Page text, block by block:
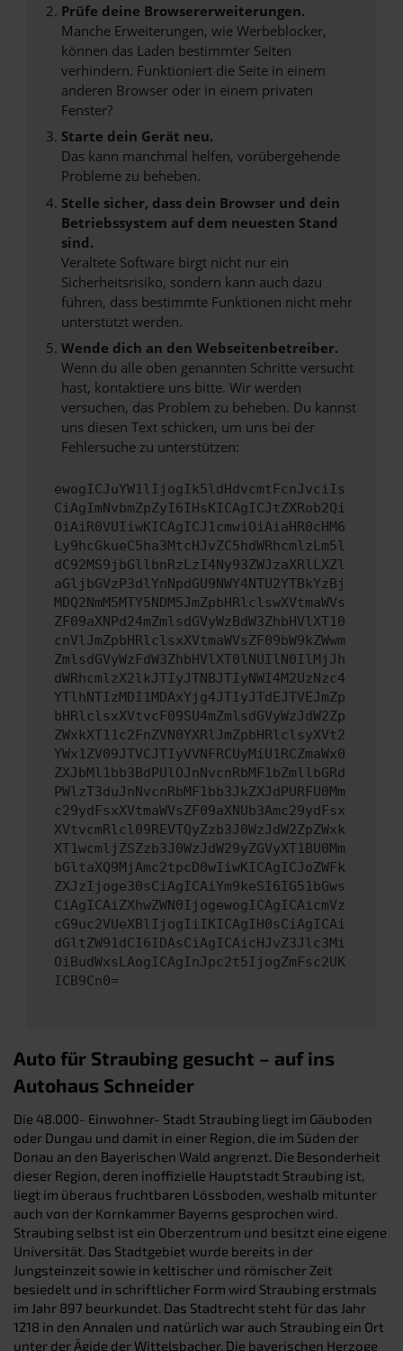
Prüfe deine Browsererweiterungen.
Manche Erweiterungen, wie Werbeblocker,
können das Laden bestimmter Seiten
verhindern. Funktioniert die Seite in einem
anderen Browser oder in einem privaten
Fenster?
Starte dein Gerät neu.
Das kann manchmal helfen, vorübergehende
Probleme zu beheben.
Stelle sicher, dass dein Browser und dein
Betriebssystem auf dem neuesten Stand
sind.
Veraltete Software birgt nicht nur ein
Sicherheitsrisiko, sondern kann auch dazu
führen, dass bestimmte Funktionen nicht mehr
unterstützt werden.
Wende dich an den Webseitenbetreiber.
Wenn du alle oben genannten Schritte versucht
hast, kontaktiere uns bitte. Wir werden
versuchen, das Problem zu beheben. Du kannst
uns diesen Text schicken, um uns bei der
Fehlersuche zu unterstützen:
ewogICJuYW1lIjogIk5ldHdvcmtFcnJvciIs
CiAgImNvbmZpZyI6IHsKICAgICJtZXRob2Qi
OiAiR0VUIiwKICAgICJ1cmwiOiAiaHR0cHM6
Ly9hcGkueC5ha3MtcHJvZC5hdWRhcmlzLm5l
dC92MS9jbGllbnRzLzI4Ny93ZWJzaXRlLXZl
aGljbGVzP3dlYnNpdGU9NWY4NTU2YTBkYzBj
MDQ2NmM5MTY5NDM5JmZpbHRlclswXVtmaWVs
ZF09aXNPd24mZmlsdGVyWzBdW3ZhbHVlXT10
cnVlJmZpbHRlclsxXVtmaWVsZF09bW9kZWwm
ZmlsdGVyWzFdW3ZhbHVlXT0lNUIlN0IlMjJh
dWRhcmlzX2lkJTIyJTNBJTIyNWI4M2UzNzc4
YTlhNTIzMDI1MDAxYjg4JTIyJTdEJTVEJmZp
bHRlclsxXVtvcF09SU4mZmlsdGVyWzJdW2Zp
ZWxkXT11c2FnZVN0YXRlJmZpbHRlclsyXVt2
YWx1ZV09JTVCJTIyVVNFRCUyMiU1RCZmaWx0
ZXJbMl1bb3BdPUlOJnNvcnRbMF1bZmllbGRd
PWlzT3duJnNvcnRbMF1bb3JkZXJdPURFU0Mm
c29ydFsxXVtmaWVsZF09aXNUb3Amc29ydFsx
XVtvcmRlcl09REVTQyZzb3J0WzJdW2ZpZWxk
XT1wcmljZSZzb3J0WzJdW29yZGVyXT1BU0Mm
bGltaXQ9MjAmc2tpcD0wIiwKICAgICJoZWFk
ZXJzIjoge30sCiAgICAiYm9keSI6IG51bGws
CiAgICAiZXhwZWN0IjogewogICAgICAicmVz
cG9uc2VUeXBlIjogIiIKICAgIH0sCiAgICAi
dGltZW91dCI6IDAsCiAgICAicHJvZ3Jlc3Mi
OiBudWxsLAogICAgInJpc2t5IjogZmFsc2UK
ICB9Cn0=
Auto für Straubing gesucht – auf ins
Autohaus Schneider
Die 48.000- Einwohner- Stadt Straubing liegt im Gäuboden
oder Dungau und damit in einer Region, die im Süden der
Donau an den Bayerischen Wald angrenzt. Die Besonderheit
dieser Region, deren inoffizielle Hauptstadt Straubing ist,
liegt im überaus fruchtbaren Lössboden, weshalb mitunter
auch von der Kornkammer Bayerns gesprochen wird.
Straubing selbst ist ein Oberzentrum und besitzt eine eigene
Universität. Das Stadtgebiet wurde bereits in der
Jungsteinzeit sowie in keltischer und römischer Zeit
besiedelt und in schriftlicher Form wird Straubing erstmals
im Jahr 897 beurkundet. Das Stadtrecht steht für das Jahr
1218 in den Annalen und natürlich war auch Straubing ein Ort
unter der Ägide der Wittelsbacher. Die bayerischen Herzoge